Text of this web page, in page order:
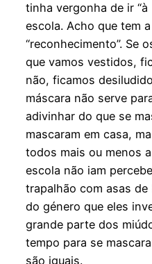
tinha vergonha de ir
escola. Acho que tem
“reconhecimento”. Se
que vamos vestidos,
não, ficamos
máscara não serve
adivinhar do que se
mascaram em casa,
todos mais ou menos
escola não iam
trapalhão com asas de
do género que eles
grande parte dos
tempo para se
são iguais.